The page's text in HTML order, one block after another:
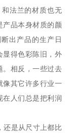
法兰的材质也无
产品本身材质的颜
出产品的生产日
显得色彩陈旧，外
。相反，一些过去
像其它许多行业一
在人们总是把利润
还是从尺寸上都比